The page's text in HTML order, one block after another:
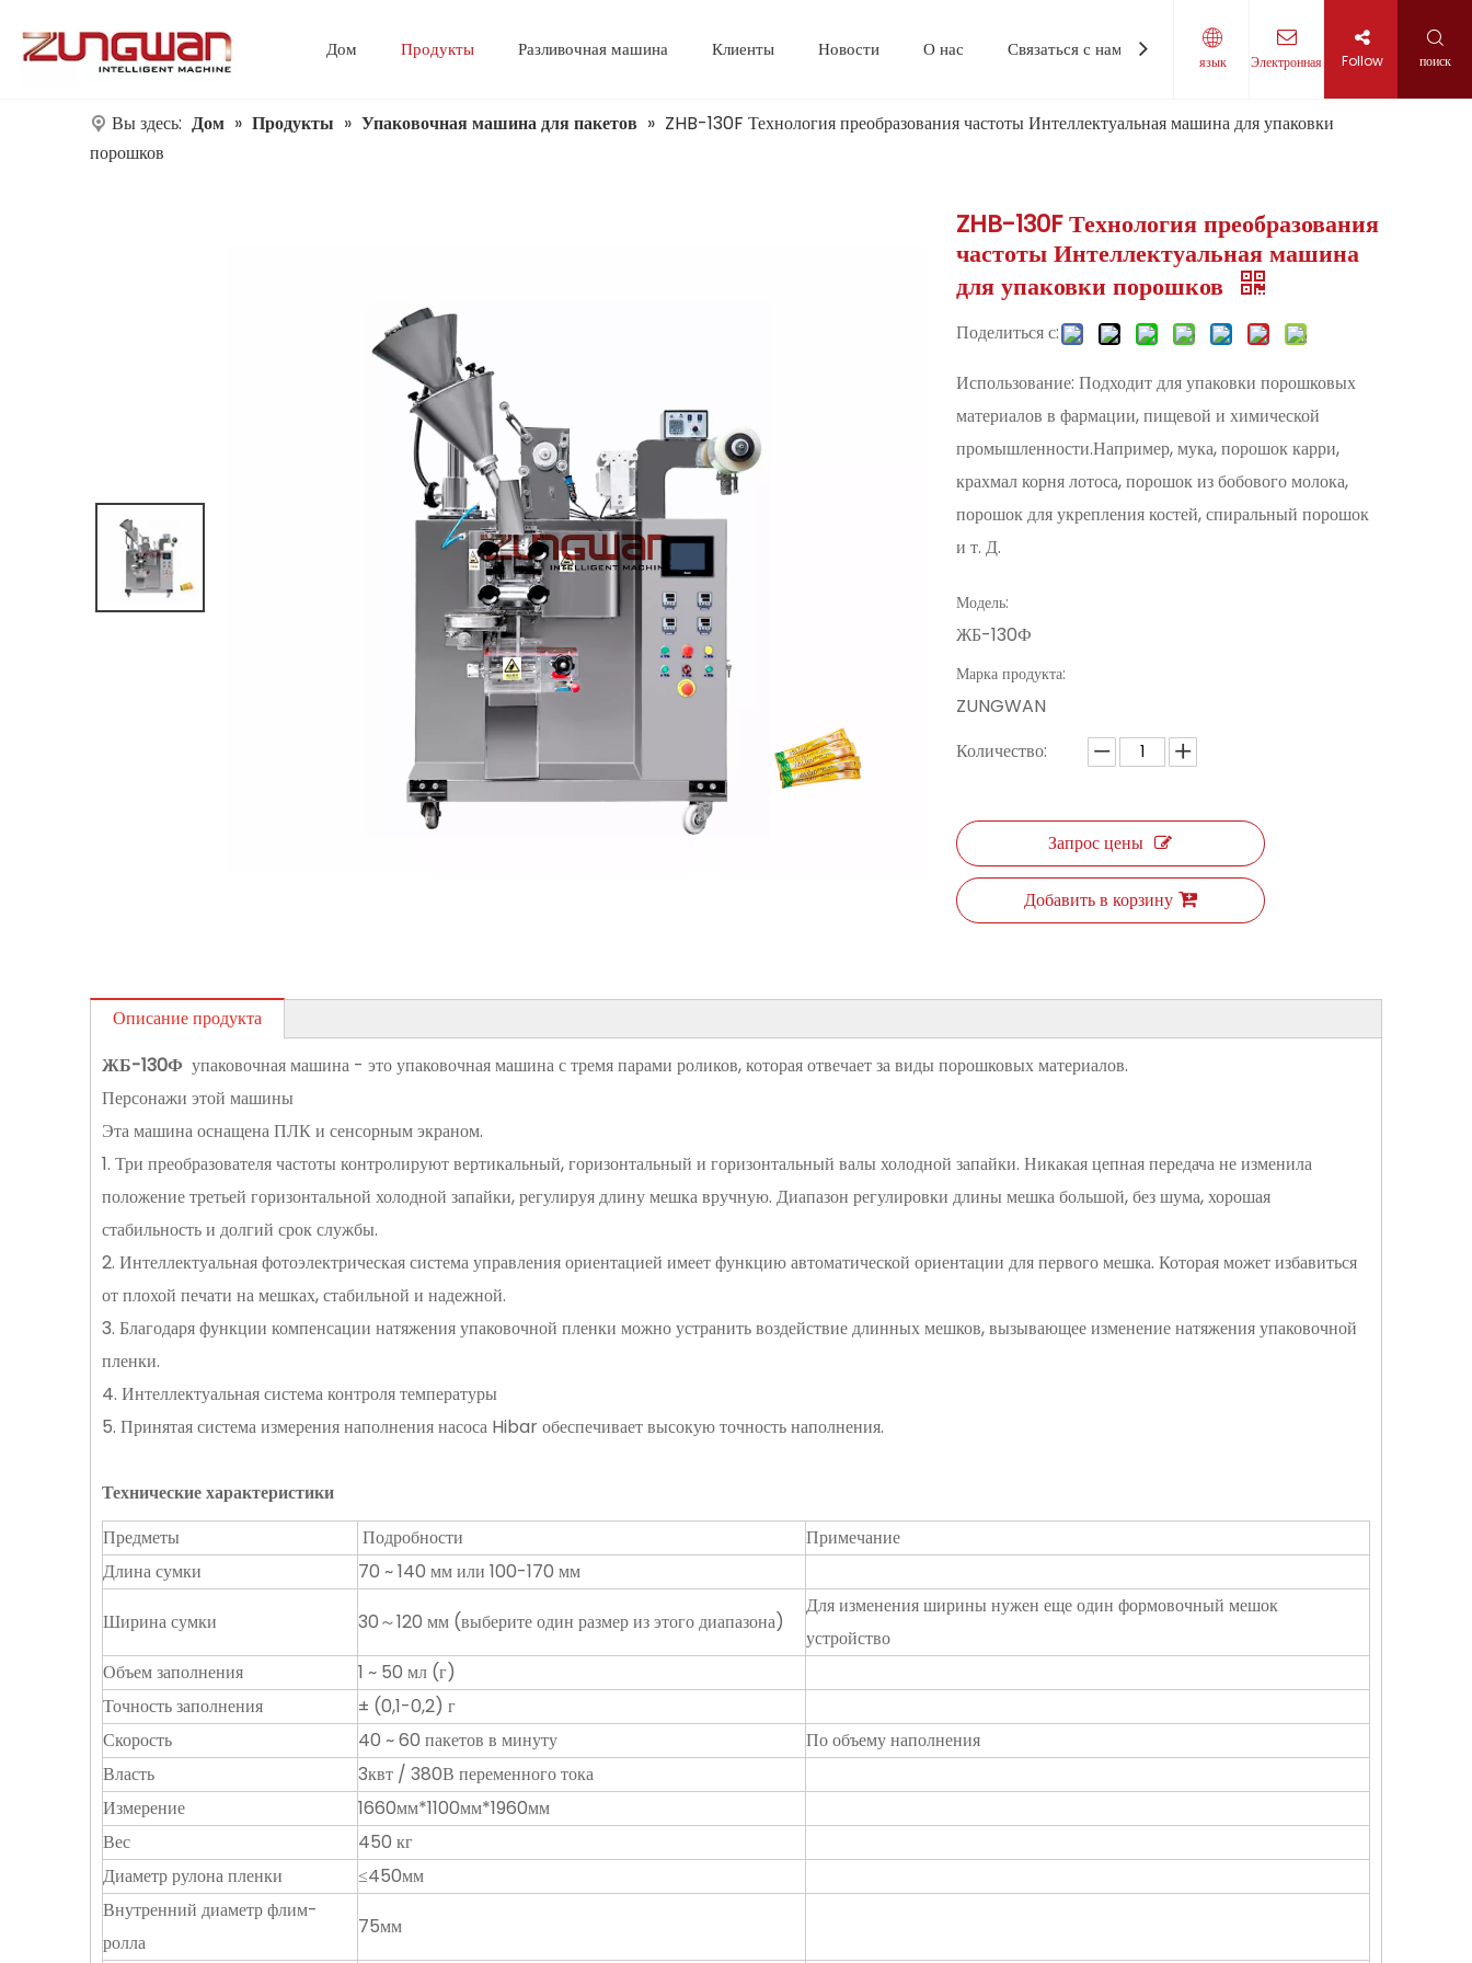
Дом Продукты Разливочная машина Клиенты Новости О нас Связаться с нами
язык Электронная Follow поиск
Вы здесь: Дом » Продукты » Упаковочная машина для пакетов » ZHB-130F Технология преобразования частоты Интеллектуальная машина для упаковки
порошков
ZHB-130F Технология преобразования
частоты Интеллектуальная машина
для упаковки порошков
Поделиться с:
Использование: Подходит для упаковки порошковых
материалов в фармации, пищевой и химической
промышленности.Например, мука, порошок карри,
крахмал корня лотоса, порошок из бобового молока,
порошок для укрепления костей, спиральный порошок
и т. Д.
Модель:
ЖБ-130Ф
Марка продукта:
ZUNGWAN
Количество:
Запрос цены
Добавить в корзину
Описание продукта
ЖБ-130Ф упаковочная машина - это упаковочная машина с тремя парами роликов, которая отвечает за виды порошковых материалов.
Персонажи этой машины
Эта машина оснащена ПЛК и сенсорным экраном.
1. Три преобразователя частоты контролируют вертикальный, горизонтальный и горизонтальный валы холодной запайки. Никакая цепная передача не изменила
положение третьей горизонтальной холодной запайки, регулируя длину мешка вручную. Диапазон регулировки длины мешка большой, без шума, хорошая
стабильность и долгий срок службы.
2. Интеллектуальная фотоэлектрическая система управления ориентацией имеет функцию автоматической ориентации для первого мешка. Которая может избавиться
от плохой печати на мешках, стабильной и надежной.
3. Благодаря функции компенсации натяжения упаковочной пленки можно устранить воздействие длинных мешков, вызывающее изменение натяжения упаковочной
пленки.
4. Интеллектуальная система контроля температуры
5. Принятая система измерения наполнения насоса Hibar обеспечивает высокую точность наполнения.
Технические характеристики
Предметы
Подробности
Примечание
Длина сумки
70 ~ 140 мм или 100-170 мм
Ширина сумки
30～120 мм (выберите один размер из этого диапазона)
Для изменения ширины нужен еще один формовочный мешок
устройство
Объем заполнения
1 ~ 50 мл (г)
Точность заполнения
± (0,1-0,2) г
Скорость
40 ~ 60 пакетов в минуту
По объему наполнения
Власть
3квт / 380В переменного тока
Измерение
1660мм*1100мм*1960мм
Вес
450 кг
Диаметр рулона пленки
≤450мм
Внутренний диаметр флим-
ролла
75мм